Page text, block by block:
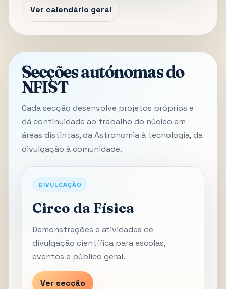
Ver calendário geral
Secções autónomas do
NFIST
Cada secção desenvolve projetos próprios e
dá continuidade ao trabalho do núcleo em
áreas distintas, da Astronomia à tecnologia, da
divulgação à comunidade.
DIVULGAÇÃO
Circo da Física
Demonstrações e atividades de
divulgação científica para escolas,
eventos e público geral.
Ver secção